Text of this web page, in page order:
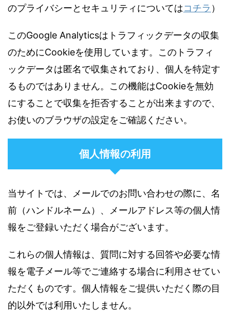
のプライバシーとセキュリティについてはコチラ ）
このGoogle Analyticsはトラフィックデータの収集
のためにCookieを使用しています。このトラフィ
ックデータは匿名で収集されており、個人を特定す
るものではありません。この機能はCookieを無効
にすることで収集を拒否することが出来ますので、
お使いのブラウザの設定をご確認ください。
個人情報の利用
当サイトでは、メールでのお問い合わせの際に、名
前（ハンドルネーム）、メールアドレス等の個人情
報をご登録いただく場合がございます。
これらの個人情報は、質問に対する回答や必要な情
報を電子メール等でご連絡する場合に利用させてい
ただくものです。個人情報をご提供いただく際の目
的以外では利用いたしません。